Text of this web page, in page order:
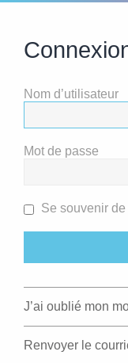
Nom d’utilisateur
Mot de passe
Se souvenir de
J’ai oublié mon
Renvoyer le